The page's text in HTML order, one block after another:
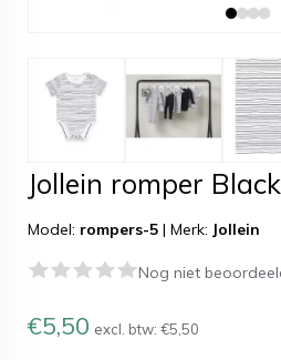
Jollein romper
Model: rompers-5 | Merk: Jollein
Nog niet
€5,50 excl. btw: €5,50